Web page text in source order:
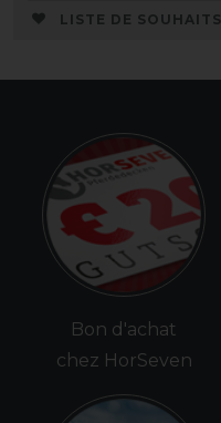
LISTE DE SOUHAITS
Bon d'achat
chez HorSeven